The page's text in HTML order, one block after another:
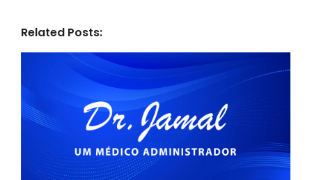
Related Posts: